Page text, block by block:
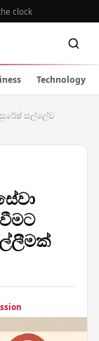
clock
Technology
සුරේෂ් සල්ලේව